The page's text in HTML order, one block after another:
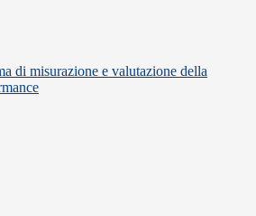
di misurazione e valutazione della